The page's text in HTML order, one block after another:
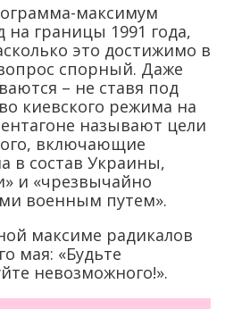
максимум
границы 1991 года,
это достижимо в
спорный. Даже
– не ставя под
киевского режима на
называют цели
включающие
в состав Украины,
и «чрезвычайно
военным путем».
максиме радикалов
мая: «Будьте
невозможного!».